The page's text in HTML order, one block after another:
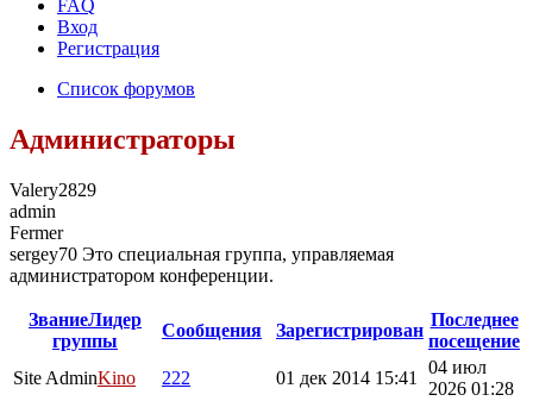
FAQ
Вход
Регистрация
Список форумов
Администраторы
Valery2829
admin
Fermer
sergey70 Это специальная группа, управляемая
администратором конференции.
ЗваниеЛидер
группы
Сообщения Зарегистрирован
Последнее
посещение
Site AdminKino 222 01 дек 2014 15:41
04 июл
2026 01:28